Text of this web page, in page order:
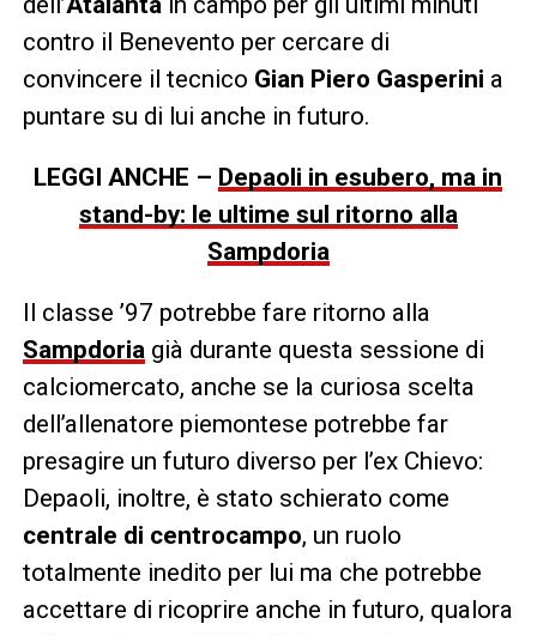
contro il Benevento per cercare di
convincere il tecnico Gian Piero Gasperini a
puntare su di lui anche in futuro.
LEGGI ANCHE – Depaoli in esubero, ma in
stand-by: le ultime sul ritorno alla
Sampdoria
Il classe ’97 potrebbe fare ritorno alla
Sampdoria già durante questa sessione di
calciomercato, anche se la curiosa scelta
dell’allenatore piemontese potrebbe far
presagire un futuro diverso per l’ex Chievo:
Depaoli, inoltre, è stato schierato come
centrale di centrocampo, un ruolo
totalmente inedito per lui ma che potrebbe
accettare di ricoprire anche in futuro, qualora